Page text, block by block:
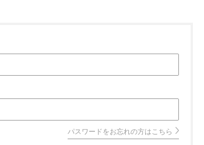
パスワードをお忘れの方はこちら